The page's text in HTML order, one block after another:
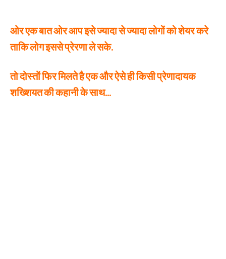
ओर एक बात ओर आप इसे ज्यादा से ज्यादा लोगों को शेयर करे
ताकि लोग इससे प्रेरणा ले सके.
तो दोस्तों फिर मिलते है एक और ऐसे ही किसी प्रेणादायक
शख्शियत की कहानी के साथ…